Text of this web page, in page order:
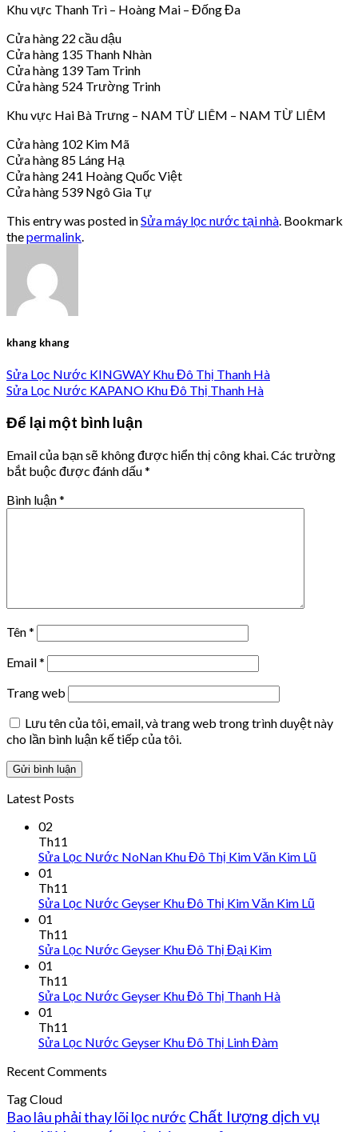
Khu vực Thanh Trì – Hoàng Mai – Đống Đa
Cửa hàng 22 cầu dậu
Cửa hàng 135 Thanh Nhàn
Cửa hàng 139 Tam Trinh
Cửa hàng 524 Trường Trinh
Khu vực Hai Bà Trưng – NAM TỪ LIÊM – NAM TỪ LIÊM
Cửa hàng 102 Kim Mã
Cửa hàng 85 Láng Hạ
Cửa hàng 241 Hoàng Quốc Việt
Cửa hàng 539 Ngô Gia Tự
This entry was posted inSửa máy lọc nước tại nhà . Bookmark
thepermalink
khang khang
Sửa Lọc Nước KINGWAY Khu Đô Thị Thanh Hà
Sửa Lọc Nước KAPANO Khu Đô Thị Thanh Hà
Để lại một bình luận
Email của bạn sẽ không được hiển thị công khai. Các trường
bắt buộc được đánh dấu*
Bình luận*
Tên*
Email*
Trang web
Lưu tên của tôi, email, và trang web trong trình duyệt này
cho lần bình luận kế tiếp của tôi.
Latest Posts
02
Th11
Sửa Lọc Nước NoNan Khu Đô Thị Kim Văn Kim Lũ
01
Th11
Sửa Lọc Nước Geyser Khu Đô Thị Kim Văn Kim Lũ
01
Th11
Sửa Lọc Nước Geyser Khu Đô Thị Đại Kim
01
Th11
Sửa Lọc Nước Geyser Khu Đô Thị Thanh Hà
01
Th11
Sửa Lọc Nước Geyser Khu Đô Thị Linh Đàm
Recent Comments
Tag Cloud
Bao lâu phải thay lõi lọc nước Chất lượng dịch vụ